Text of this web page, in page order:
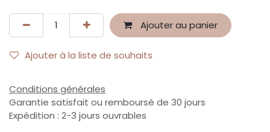
Ajouter au panier
Ajouter à la liste de souhaits
Conditions générales
Garantie satisfait ou remboursé de 30 jours
Expédition : 2-3 jours ouvrables